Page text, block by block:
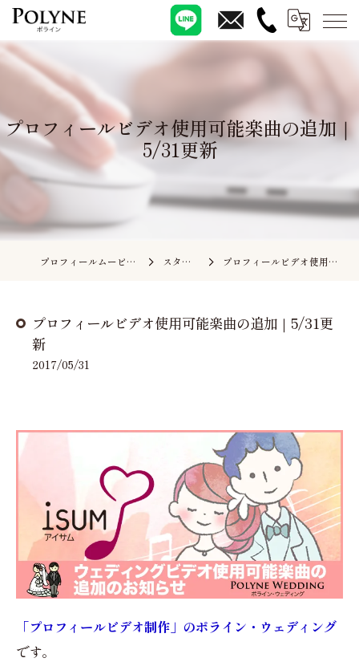
プロフィールビデオ使用可能楽曲の追加｜
5/31更新
プロフィールムービーの依頼ならポライン スタッフブログ プロフィールビデオ使用可能楽曲の追加｜5/31更新
プロフィールビデオ使用可能楽曲の追加｜5/31更
新
2017/05/31
「プロフィールビデオ制作」のポライン・ウェディング
です。